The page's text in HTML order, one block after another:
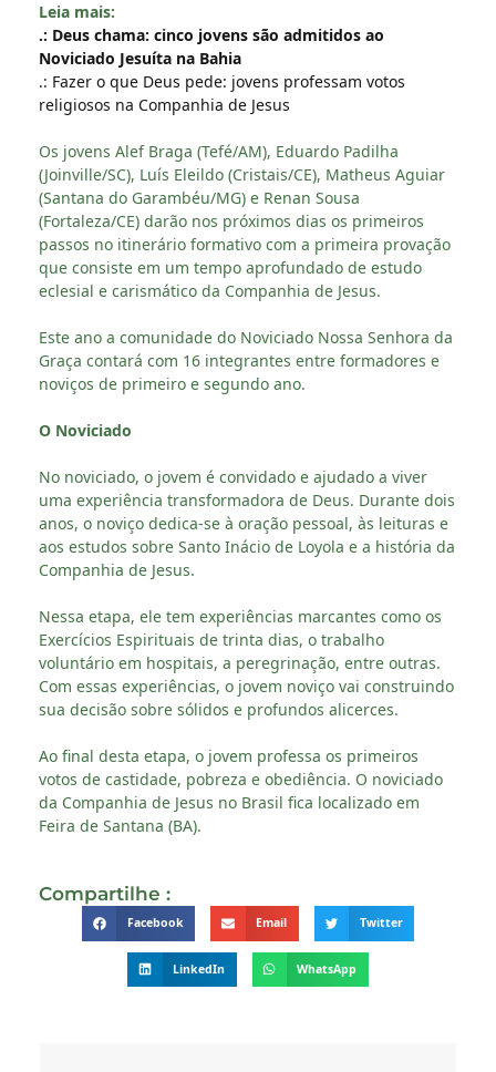
Leia mais:
.: Deus chama: cinco jovens são admitidos ao
Noviciado Jesuíta na Bahia
.: Fazer o que Deus pede: jovens professam votos
religiosos na Companhia de Jesus
Os jovens Alef Braga (Tefé/AM), Eduardo Padilha
(Joinville/SC), Luís Eleildo (Cristais/CE), Matheus Aguiar
(Santana do Garambéu/MG) e Renan Sousa
(Fortaleza/CE) darão nos próximos dias os primeiros
passos no itinerário formativo com a primeira provação
que consiste em um tempo aprofundado de estudo
eclesial e carismático da Companhia de Jesus.
Este ano a comunidade do Noviciado Nossa Senhora da
Graça contará com 16 integrantes entre formadores e
noviços de primeiro e segundo ano.
O Noviciado
No noviciado, o jovem é convidado e ajudado a viver
uma experiência transformadora de Deus. Durante dois
anos, o noviço dedica-se à oração pessoal, às leituras e
aos estudos sobre Santo Inácio de Loyola e a história da
Companhia de Jesus.
Nessa etapa, ele tem experiências marcantes como os
Exercícios Espirituais de trinta dias, o trabalho
voluntário em hospitais, a peregrinação, entre outras.
Com essas experiências, o jovem noviço vai construindo
sua decisão sobre sólidos e profundos alicerces.
Ao final desta etapa, o jovem professa os primeiros
votos de castidade, pobreza e obediência. O noviciado
da Companhia de Jesus no Brasil fica localizado em
Feira de Santana (BA).
Compartilhe :
Facebook Email Twitter
LinkedIn WhatsApp